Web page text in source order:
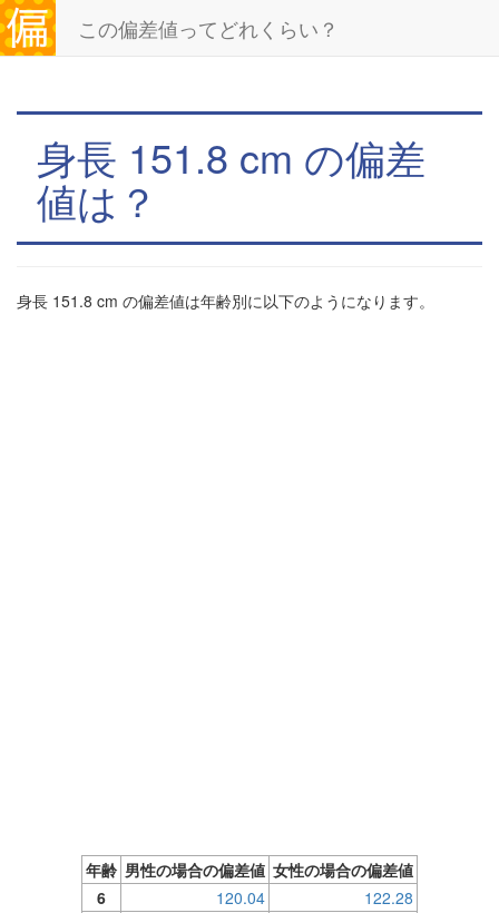
この偏差値ってどれくらい？
身長 151.8 cm の偏差
値は？
身長 151.8 cm の偏差値は年齢別に以下のようになります。
年齢 男性の場合の偏差値 女性の場合の偏差値
6
120.04
122.28